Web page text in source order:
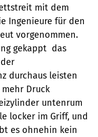
mit dem
Ingenieure für den
vorgenommen.
gekappt  das
durchaus leisten 
Druck
untenrum
locker im Griff, und
es ohnehin kein